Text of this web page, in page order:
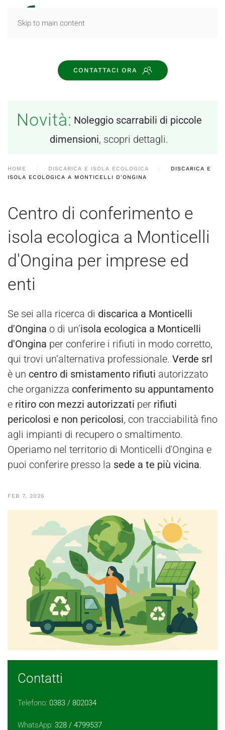
Skip to main content
CONTATTACI ORA
Novità: Noleggio scarrabili di piccole
dimensioni, scopri dettagli.
HOME DISCARICA E ISOLA ECOLOGICA
DISCARICA E
ISOLA ECOLOGICA A MONTICELLI D'ONGINA
Centro di conferimento e
isola ecologica a Monticelli
d'Ongina per imprese ed
enti
Se sei alla ricerca di discarica a Monticelli
d'Ongina o di un’isola ecologica a Monticelli
d'Ongina per conferire i rifiuti in modo corretto,
qui trovi un’alternativa professionale. Verde srl
è un centro di smistamento rifiuti autorizzato
che organizza conferimento su appuntamento
e ritiro con mezzi autorizzati per rifiuti
pericolosi e non pericolosi, con tracciabilità fino
agli impianti di recupero o smaltimento.
Operiamo nel territorio di Monticelli d'Ongina e
puoi conferire presso la sede a te più vicina.
FEB 7, 2026
Contatti
Telefono: 0383 / 802034
WhatsApp: 328 / 4799537